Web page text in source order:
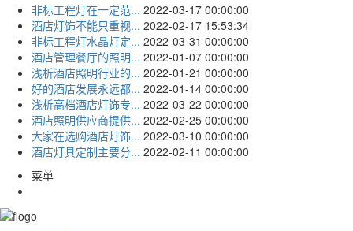
非标工程灯在一定范... 2022-03-17 00:00:00
酒店灯饰不能只重视... 2022-02-17 15:53:34
非标工程灯水晶灯定... 2022-03-31 00:00:00
酒店管理餐厅的照明... 2022-01-07 00:00:00
浅析酒店照明行业的... 2022-01-21 00:00:00
好的酒店发展永远都... 2022-01-14 00:00:00
浅析高档酒店灯饰专... 2022-03-22 00:00:00
酒店照明供应商提供... 2022-02-25 00:00:00
大家在选购酒店灯饰... 2022-03-10 00:00:00
酒店灯具定制主要分... 2022-02-11 00:00:00
菜单